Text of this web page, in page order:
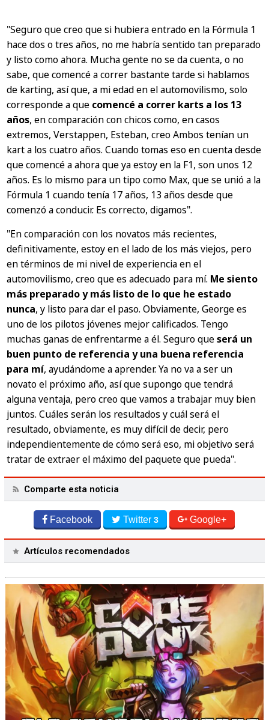
"Seguro que creo que si hubiera entrado en la Fórmula 1
hace dos o tres años, no me habría sentido tan preparado
y listo como ahora. Mucha gente no se da cuenta, o no
sabe, que comencé a correr bastante tarde si hablamos
de karting, así que, a mi edad en el automovilismo, solo
corresponde a que comencé a correr karts a los 13
años, en comparación con chicos como, en casos
extremos, Verstappen, Esteban, creo Ambos tenían un
kart a los cuatro años. Cuando tomas eso en cuenta desde
que comencé a ahora que ya estoy en la F1, son unos 12
años. Es lo mismo para un tipo como Max, que se unió a la
Fórmula 1 cuando tenía 17 años, 13 años desde que
comenzó a conducir. Es correcto, digamos".
"En comparación con los novatos más recientes,
definitivamente, estoy en el lado de los más viejos, pero
en términos de mi nivel de experiencia en el
automovilismo, creo que es adecuado para mí. Me siento
más preparado y más listo de lo que he estado
nunca, y listo para dar el paso. Obviamente, George es
uno de los pilotos jóvenes mejor calificados. Tengo
muchas ganas de enfrentarme a él. Seguro queserá un
buen punto de referencia y una buena referencia
para mí, ayudándome a aprender. Ya no va a ser un
novato el próximo año, así que supongo que tendrá
alguna ventaja, pero creo que vamos a trabajar muy bien
juntos. Cuáles serán los resultados y cuál será el
resultado, obviamente, es muy difícil de decir, pero
independientemente de cómo será eso, mi objetivo será
tratar de extraer el máximo del paquete que pueda".
Comparte esta noticia
Facebook Twitter3 Google+
Artículos recomendados